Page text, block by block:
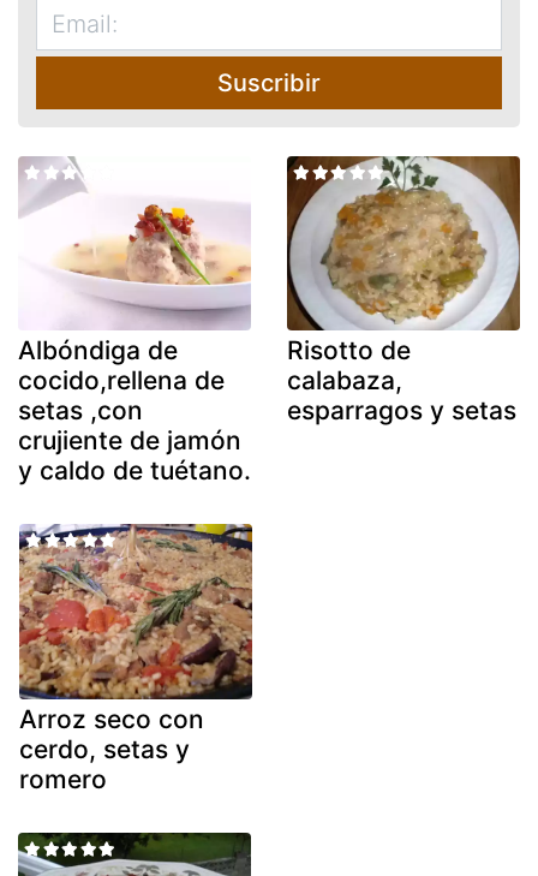
Suscribir
Albóndiga de
cocido,rellena de
setas ,con
crujiente de jamón
y caldo de tuétano.
Risotto de
calabaza,
esparragos y setas
Arroz seco con
cerdo, setas y
romero